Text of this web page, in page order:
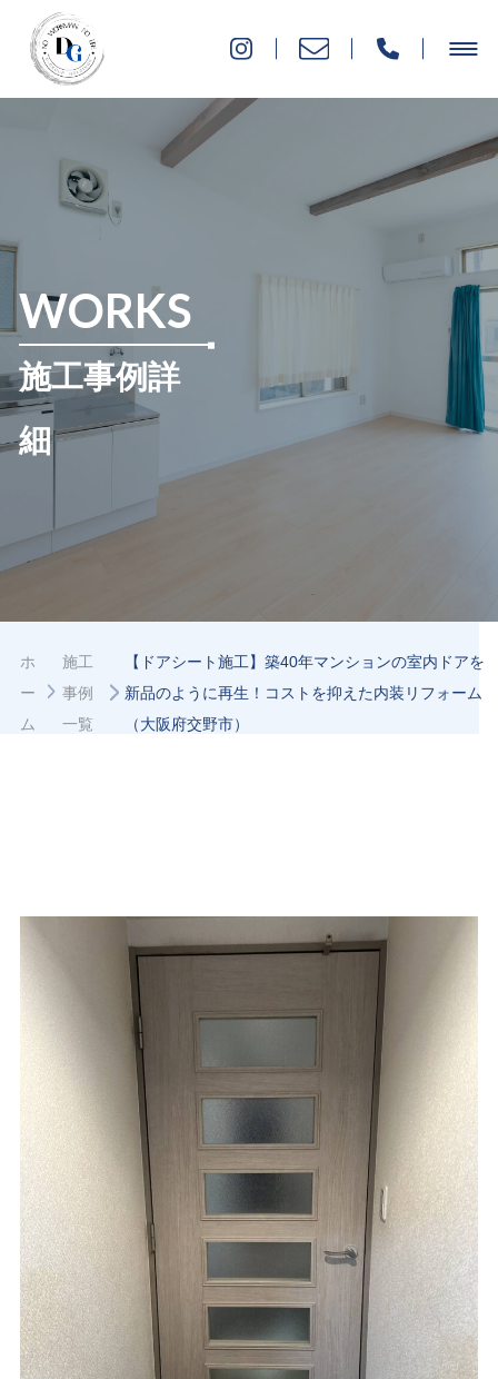
WORKS
施工事例詳
細
ホ
ー
ム
施工
事例
一覧
【ドアシート施工】築40年マンションの室内ドアを
新品のように再生！コストを抑えた内装リフォーム
（大阪府交野市）